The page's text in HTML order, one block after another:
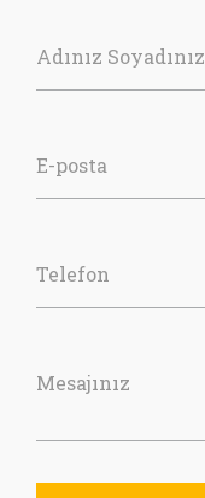
Adınız Soyadınız
E-posta
Telefon
Mesajınız